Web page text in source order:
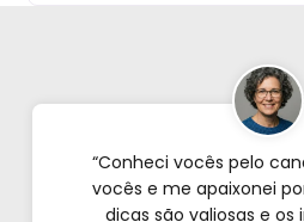
“Conheci vocês pelo
vocês e me apaixonei
dicas são valiosas e os